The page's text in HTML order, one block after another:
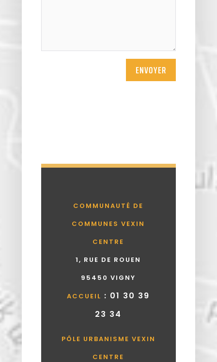
ENVOYER
COMMUNAUTÉ DE
COMMUNES VEXIN
CENTRE
1, RUE DE ROUEN
95450 VIGNY
ACCUEIL : 01 30 39
23 34
PÔLE URBANISME VEXIN
CENTRE